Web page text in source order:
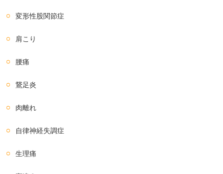
変形性股関節症
肩こり
腰痛
鵞足炎
肉離れ
自律神経失調症
生理痛